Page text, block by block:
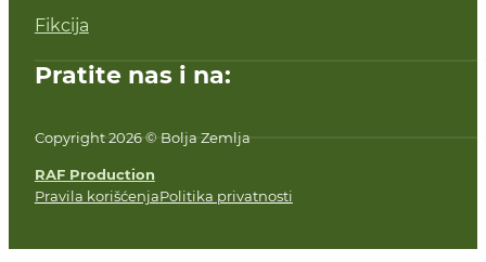
Fikcija
Pratite nas i na:
Copyright 2026 © Bolja Zemlja
RAF Production
Pravila korišćenjaPolitika privatnosti